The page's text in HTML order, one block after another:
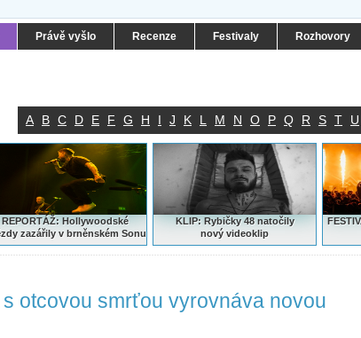
Právě vyšlo Recenze Festivaly Rozhovory
A B C D E F G H I J K L M N O P Q R S T U
REPORTÁŽ: Hollywoodské
zazářily v brněnském Sonu
KLIP: Rybičky 48 natočily
nový videoklip
otcovou smrťou vyrovnáva novou